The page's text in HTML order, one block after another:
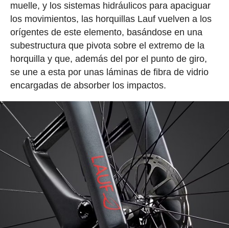
muelle, y los sistemas hidráulicos para apaciguar
los movimientos, las horquillas Lauf vuelven a los
orígentes de este elemento, basándose en una
subestructura que pivota sobre el extremo de la
horquilla y que, además del por el punto de giro,
se une a esta por unas láminas de fibra de vidrio
encargadas de absorber los impactos.